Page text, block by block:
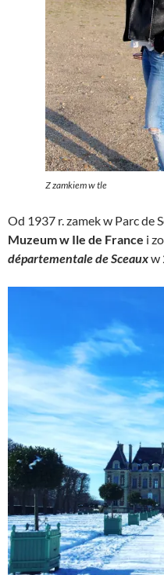
Z zamkiem w tle
Od 1937 r. zamek w Parc de
Muzeum w Ile de France i
départementale de Sceauxw